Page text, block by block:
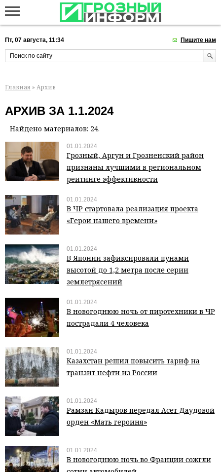
Пт, 07 августа, 11:34 Пишите нам
Главная » Архив
АРХИВ ЗА 1.1.2024
Найдено материалов: 24.
01.01.2024
Грозный, Аргун и Грозненский район
признаны лучшими в региональном
рейтинге эффективности
01.01.2024
В ЧР стартовала реализация проекта
«Герои нашего времени»
01.01.2024
В Японии зафиксировали цунами
высотой до 1,2 метра после серии
землетрясений
01.01.2024
В новогоднюю ночь от пиротехники в ЧР
пострадали 4 человека
01.01.2024
Казахстан решил повысить тариф на
транзит нефти из России
01.01.2024
Рамзан Кадыров передал Асет Даудовой
орден «Мать героиня»
01.01.2024
В новогоднюю ночь во Франции сожгли